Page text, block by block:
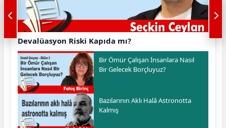
Devalüasyon Riski Kapıda mı?
Bir Ömür Çalışan İnsanlara Nasıl
Bir Gelecek Borçluyuz?
Bazılarının Aklı Halâ Astronotta
Kalmış